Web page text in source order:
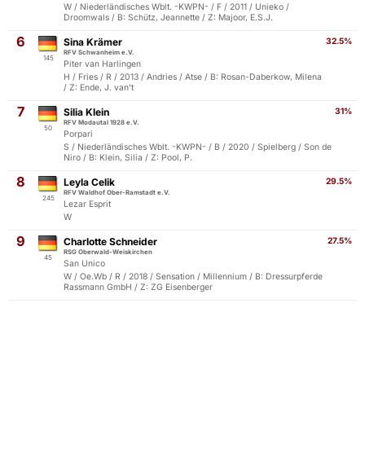
W / Niederländisches Wblt. -KWPN- / F / 2011 / Unieko /
Droomwals / B: Schütz, Jeannette / Z: Majoor, E.S.J.
6
145
32.5%
Sina Krämer
RFV Schwanheim e.V.
Piter van Harlingen
H / Fries / R / 2013 / Andries / Atse / B: Rosan-Daberkow, Milena
/ Z: Ende, J. van't
7
50
31%
Silia Klein
RFV Modautal 1928 e.V.
Porpari
S / Niederländisches Wblt. -KWPN- / B / 2020 / Spielberg / Son de
Niro / B: Klein, Silia / Z: Pool, P.
8
245
29.5%
Leyla Celik
RFV Waldhof Ober-Ramstadt e.V.
Lezar Esprit
W
9
45
27.5%
Charlotte Schneider
RSG Oberwald-Weiskirchen
San Unico
W / Oe.Wb / R / 2018 / Sensation / Millennium / B: Dressurpferde
Rassmann GmbH / Z: ZG Eisenberger